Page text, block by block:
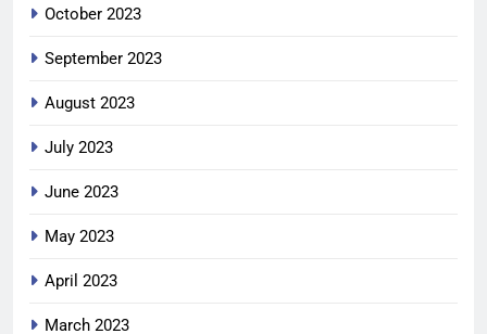
October 2023
September 2023
August 2023
July 2023
June 2023
May 2023
April 2023
March 2023